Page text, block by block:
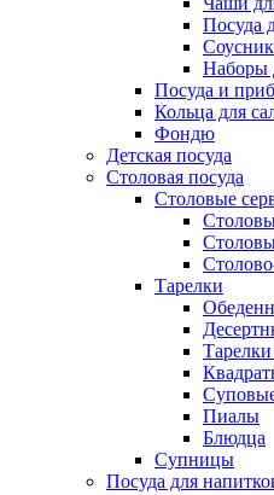
Посуда
Наборы
Посуда и
Кольца для
Фондю
Детская посуда
Столовая посуда
Столовые
Тарелки
Пиалы
Блюдца
Супницы
Посуда для